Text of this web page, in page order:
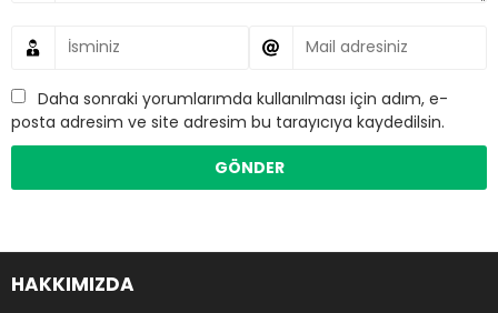
Daha sonraki yorumlarımda kullanılması için adım, e-
posta adresim ve site adresim bu tarayıcıya kaydedilsin.
HAKKIMIZDA